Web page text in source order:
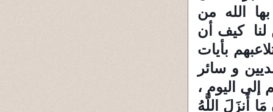
الله من
لنا كيف أن
بأيات
و سائر
اليوم ،
أَنزَلَ اللَّهُ